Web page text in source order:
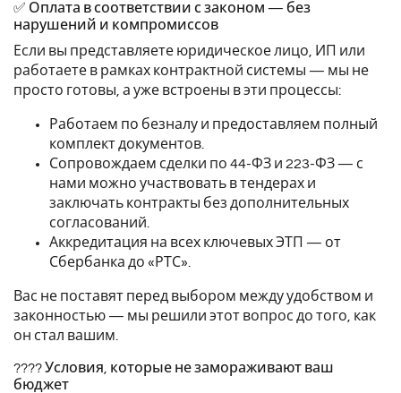
✅ Оплата в соответствии с законом — без
нарушений и компромиссов
Если вы представляете юридическое лицо, ИП или
работаете в рамках контрактной системы — мы не
просто готовы, а уже встроены в эти процессы:
Работаем по безналу и предоставляем полный
комплект документов.
Сопровождаем сделки по 44-ФЗ и 223-ФЗ — с
нами можно участвовать в тендерах и
заключать контракты без дополнительных
согласований.
Аккредитация на всех ключевых ЭТП — от
Сбербанка до «РТС».
Вас не поставят перед выбором между удобством и
законностью — мы решили этот вопрос до того, как
он стал вашим.
???? Условия, которые не замораживают ваш
бюджет